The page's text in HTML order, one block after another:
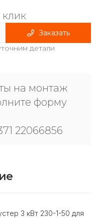
клик
Заказать
детали
на монтаж
форму
22066856
3 кВт 230-1-50 для